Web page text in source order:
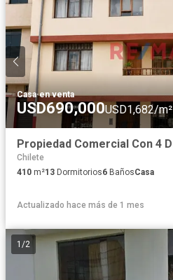
Casa·en venta
USD690,000USD1,682/m²
Chilete
410 m²13 Dormitorios6 BañosCasa
Actualizado hace más de 1 mes
1 /2